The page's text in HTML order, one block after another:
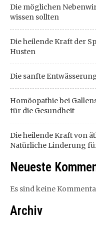
Die möglichen
wissen sollten
Die heilende Kraft der
Husten
Die sanfte
Homöopathie bei
für die Gesundheit
Die heilende Kraft von
Natürliche Linderung
Neueste
Es sind keine
Archiv